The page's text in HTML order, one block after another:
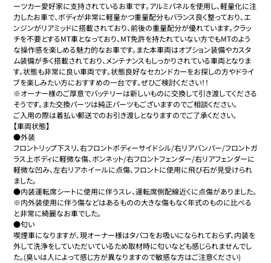
ーツカー愛好家に支持されているお車です。アルミパネルを使用し、軽量化に注
力したお車で、ボディが非常に軽量かつ重量配分もバランス良く整っており、エ
ンジンがリアミッドに搭載されており、前後の重量配分が優れています。クラッ
チを不要とするMT車となっており、MT免許を持たれていない方でもMTのよう
な操作感を楽しめる魅力的なお車です。また本車両はオプション装備やカスタ
ム装備が多く搭載されており、メンテナンスもしっかりされている車両となりま
す。状態も非常に良い車両です。状態良好なセカンドカーをお探しの方やドライ
ブを楽しみたい方におすすめの一台です。ぜひご検討ください！！
※オーナー様のご厚意でバッテリーは新しいものに交換して引き渡してくださる
そうです。また交換パーツは純正パーツもございますのでご相談ください。
ご入用の際は着払い郵送でのお引き渡しとなりますのでご了承ください。
【車両状態】
●外装
フロントリップ下スリ、右フロントボディーサイドシル/右リアバンパー/フロントガ
ラス上ボディに軽微な傷、ボンネット/右フロントフェンダー/右リアフェンダーに
軽微な凹み、左右リアホイールに点傷、フロントに使用に飛び石が見受けられ
ました。
●内装運転席シートに使用に伴うスレ、運転席側配線近くに点傷がありました。
※内外装使用に伴う傷などはあるものの大きな傷もなく年式のものに比べる
と非常に綺麗なお車でした。
●匂い
喫煙車になりますが、現オーナー様はタバコをお吸いになられておらず、内装を
外して洗浄をしていただいているため取材時に匂いなども感じられませんでし
た。(臭いは人によって感じ方が異なりますので敏感な方はご注意ください)